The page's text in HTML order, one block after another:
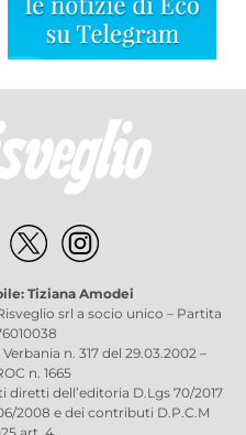
Tiziana Amodei
srl a socio unico – Partita
n. 317 del 29.03.2002 –
n. 1665
dell’editoria D.Lgs 70/2017
2008 e dei contributi D.P.C.M